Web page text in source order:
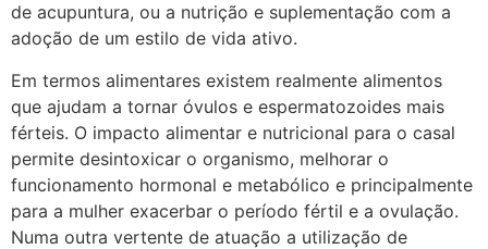
de acupuntura, ou a nutrição e suplementação com a
adoção de um estilo de vida ativo.
Em termos alimentares existem realmente alimentos
que ajudam a tornar óvulos e espermatozoides mais
férteis. O impacto alimentar e nutricional para o casal
permite desintoxicar o organismo, melhorar o
funcionamento hormonal e metabólico e principalmente
para a mulher exacerbar o período fértil e a ovulação.
Numa outra vertente de atuação a utilização de